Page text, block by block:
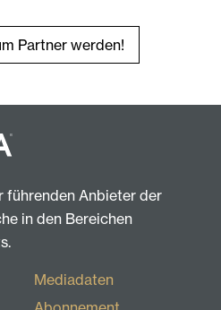
Partner werden!
führenden Anbieter der
in den Bereichen
Mediadaten